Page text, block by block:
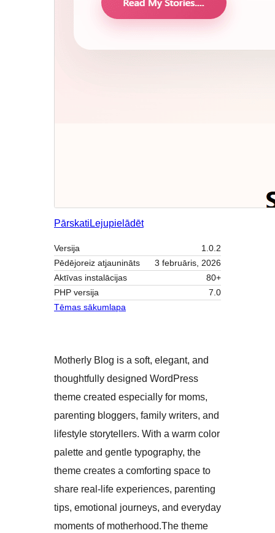
Pārskati Lejupielādēt
Versija
1.0.2
Pēdējoreiz atjaunināts
3 februāris, 2026
Aktīvas instalācijas
80+
PHP versija
7.0
Tēmas sākumlapa
Motherly Blog is a soft, elegant, and
thoughtfully designed WordPress
theme created especially for moms,
parenting bloggers, family writers, and
lifestyle storytellers. With a warm color
palette and gentle typography, the
theme creates a comforting space to
share real-life experiences, parenting
tips, emotional journeys, and everyday
moments of motherhood.The theme